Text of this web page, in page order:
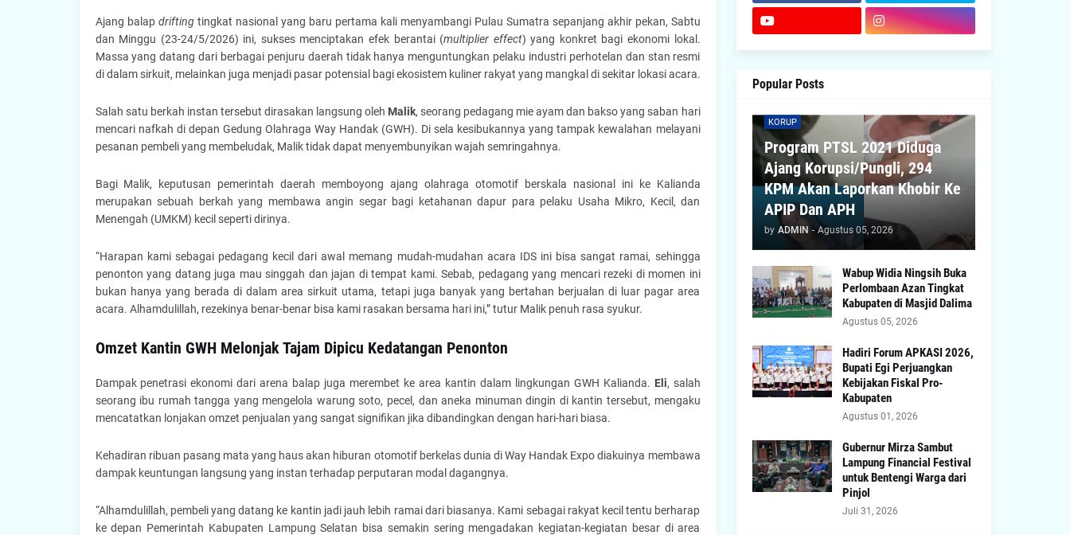
Ajang balap driftingtingkat nasional yang baru pertama kali menyambangi Pulau Sumatra sepanjang akhir pekan, Sabtu
dan Minggu (23-24/5/2026) ini, sukses menciptakan efek berantai (multiplier effect) yang konkret bagi ekonomi lokal.
Massa yang datang dari berbagai penjuru daerah tidak hanya menguntungkan pelaku industri perhotelan dan stan resmi
di dalam sirkuit, melainkan juga menjadi pasar potensial bagi ekosistem kuliner rakyat yang mangkal di sekitar lokasi acara.
Salah satu berkah instan tersebut dirasakan langsung oleh Malik, seorang pedagang mie ayam dan bakso yang saban hari
mencari nafkah di depan Gedung Olahraga Way Handak (GWH). Di sela kesibukannya yang tampak kewalahan melayani
pesanan pembeli yang membeludak, Malik tidak dapat menyembunyikan wajah semringahnya.
Bagi Malik, keputusan pemerintah daerah memboyong ajang olahraga otomotif berskala nasional ini ke Kalianda
merupakan sebuah berkah yang membawa angin segar bagi ketahanan dapur para pelaku Usaha Mikro, Kecil, dan
Menengah (UMKM) kecil seperti dirinya.
“Harapan kami sebagai pedagang kecil dari awal memang mudah-mudahan acara IDS ini bisa sangat ramai, sehingga
penonton yang datang juga mau singgah dan jajan di tempat kami. Sebab, pedagang yang mencari rezeki di momen ini
bukan hanya yang berada di dalam area sirkuit utama, tetapi juga banyak yang bertahan berjualan di luar pagar area
acara. Alhamdulillah, rezekinya benar-benar bisa kami rasakan bersama hari ini,” tutur Malik penuh rasa syukur.
Omzet Kantin GWH Melonjak Tajam Dipicu Kedatangan Penonton
Dampak penetrasi ekonomi dari arena balap juga merembet ke area kantin dalam lingkungan GWH Kalianda. Eli, salah
seorang ibu rumah tangga yang mengelola warung soto, pecel, dan aneka minuman dingin di kantin tersebut, mengaku
mencatatkan lonjakan omzet penjualan yang sangat signifikan jika dibandingkan dengan hari-hari biasa.
Kehadiran ribuan pasang mata yang haus akan hiburan otomotif berkelas dunia di Way Handak Expo diakuinya membawa
dampak keuntungan langsung yang instan terhadap perputaran modal dagangnya.
“Alhamdulillah, pembeli yang datang ke kantin jadi jauh lebih ramai dari biasanya. Kami sebagai rakyat kecil tentu berharap
ke depan Pemerintah Kabupaten Lampung Selatan bisa semakin sering mengadakan kegiatan-kegiatan besar di area
Popular Posts
KORUP
Program PTSL 2021 Diduga
Ajang Korupsi/Pungli, 294
KPM Akan Laporkan Khobir Ke
APIP Dan APH
by ADMIN - Agustus 05, 2026
Wabup Widia Ningsih Buka
Perlombaan Azan Tingkat
Kabupaten di Masjid Dalima
Agustus 05, 2026
Hadiri Forum APKASI 2026,
Bupati Egi Perjuangkan
Kebijakan Fiskal Pro-
Kabupaten
Agustus 01, 2026
Gubernur Mirza Sambut
Lampung Financial Festival
untuk Bentengi Warga dari
Pinjol
Juli 31, 2026